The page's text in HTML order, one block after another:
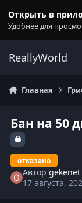
Открыть в
Удобнее для
ReallyWorld
Главная
Бан на 50
отказано
Авторgekenet
17 августа,